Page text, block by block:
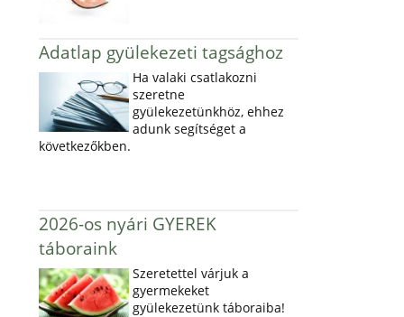
Adatlap gyülekezeti tagsághoz
Ha valaki csatlakozni
szeretne
gyülekezetünkhöz, ehhez
adunk segítséget a
következőkben.
2026-os nyári GYEREK
táboraink
Szeretettel várjuk a
gyermekeket
gyülekezetünk táboraiba!